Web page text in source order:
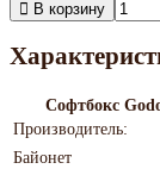
В корзину
Софтбокс
Производитель:
Байонет